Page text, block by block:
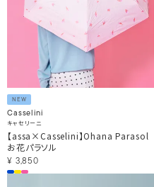
NEW
Casselini
キャセリーニ
【assa×Casselini】Ohana Parasol
お花パラソル
¥ 3,850